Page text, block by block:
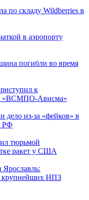
по складу Wildberries в
в аэропорту
погибли во время
к
«ВСМПО-Ависма»
дело из-за «фейков» в
РФ
тюрьмой
ракет у США
крупнейших НПЗ